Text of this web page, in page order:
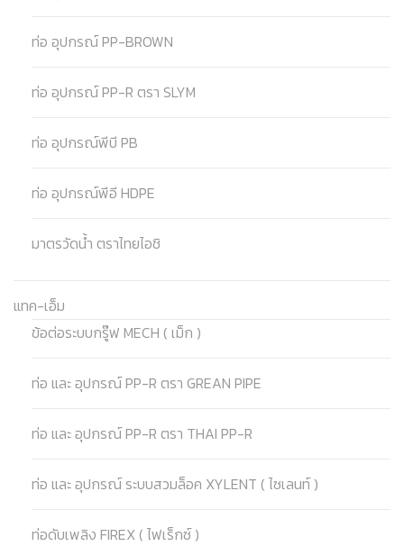
ท่อ อุปกรณ์ PP-BROWN
ท่อ อุปกรณ์ PP-R ตรา SLYM
ท่อ อุปกรณ์พีบี PB
ท่อ อุปกรณ์พีอี HDPE
มาตรวัดน้ำ ตราไทยไอชิ
แทค-เอ็ม
ข้อต่อระบบกรู๊ฟ MECH ( เม็ก )
ท่อ และ อุปกรณ์ PP-R ตรา GREAN PIPE
ท่อ และ อุปกรณ์ PP-R ตรา THAI PP-R
ท่อ และ อุปกรณ์ ระบบสวมล็อค XYLENT ( ไซเลนท์ )
ท่อดับเพลิง FIREX ( ไฟเร็กซ์ )